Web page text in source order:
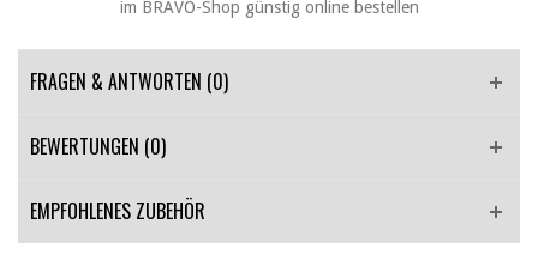
FRAGEN & ANTWORTEN (0)
BEWERTUNGEN (0)
EMPFOHLENES ZUBEHÖR